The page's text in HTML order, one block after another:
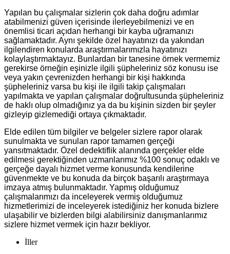
Yapılan bu çalışmalar sizlerin çok daha doğru adımlar
atabilmenizi güven içerisinde ilerleyebilmenizi ve en
önemlisi ticari açıdan herhangi bir kayba uğramanızı
sağlamaktadır. Aynı şekilde özel hayatınızı da yakından
ilgilendiren konularda araştırmalarımızla hayatınızı
kolaylaştırmaktayız. Bunlardan bir tanesine örnek vermemiz
gerekirse örneğin eşinizle ilgili şüpheleriniz söz konusu ise
veya yakın çevrenizden herhangi bir kişi hakkında
şüpheleriniz varsa bu kişi ile ilgili takip çalışmaları
yapılmakta ve yapılan çalışmalar doğrultusunda şüpheleriniz
de haklı olup olmadığınız ya da bu kişinin sizden bir şeyler
gizleyip gizlemediği ortaya çıkmaktadır.
Elde edilen tüm bilgiler ve belgeler sizlere rapor olarak
sunulmakta ve sunulan rapor tamamen gerçeği
yansıtmaktadır. Özel dedektiflik alanında gerçekler elde
edilmesi gerektiğinden uzmanlarımız %100 sonuç odaklı ve
gerçeğe dayalı hizmet verme konusunda kendilerine
güvenmekte ve bu konuda da birçok başarılı araştırmaya
imzaya atmış bulunmaktadır. Yapmış olduğumuz
çalışmalarımızı da inceleyerek vermiş olduğumuz
hizmetlerimizi de inceleyerek istediğiniz her konuda bizlere
ulaşabilir ve bizlerden bilgi alabilirsiniz danışmanlarımız
sizlere hizmet vermek için hazır bekliyor.
İller